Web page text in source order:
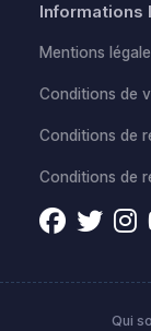
Informations
Mentions
Conditions de
Conditions de
Conditions de
Qui